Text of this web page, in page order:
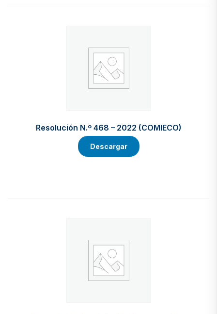
Resolución N.º 468 – 2022 (COMIECO)
Descargar